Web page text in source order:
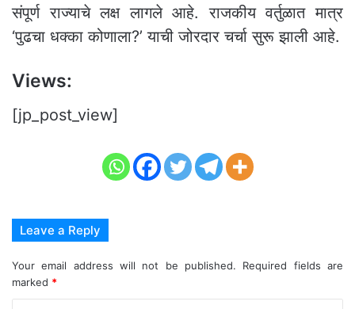
संपूर्ण राज्याचे लक्ष लागले आहे. राजकीय वर्तुळात मात्र
‘पुढचा धक्का कोणाला?’ याची जोरदार चर्चा सुरू झाली आहे.
Views:
[jp_post_view]
Leave a Reply
Your email address will not be published.
Required fields are
marked *